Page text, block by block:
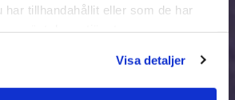
har tillhandahållit eller som de har
Visa detaljer